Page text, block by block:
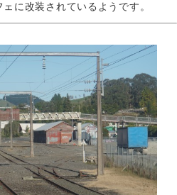
に改装されているようです。